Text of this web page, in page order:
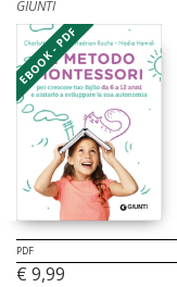
GIUNTI
EBOOK - PDF
PDF
€ 9,99